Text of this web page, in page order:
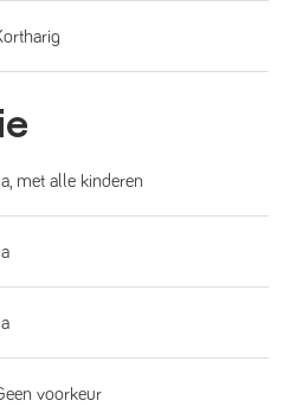
met alle kinderen
voorkeur